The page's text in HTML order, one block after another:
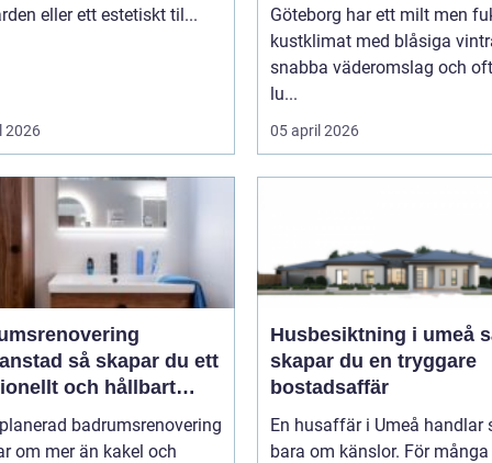
eller ett estetiskt til...
2026
Göteborg har ett milt men
kustklimat med blåsiga
snabba väderomslag och
lu...
05 april 2026
skapar du ett
och hållbart
badrumsrenovering
om mer än kakel och
Husbesiktning i umeå så
skapar du en tryggare
bostadsaffär
En husaffär i Umeå handlar
bara om känslor. För